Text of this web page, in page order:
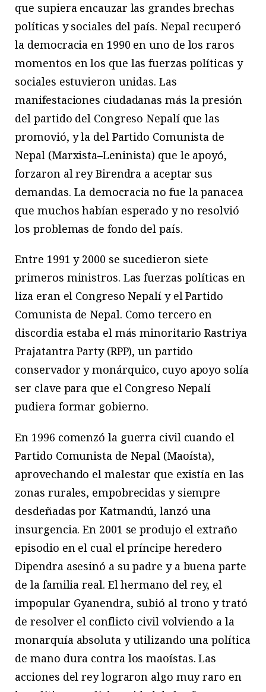
que supiera encauzar las grandes brechas
políticas y sociales del país. Nepal recuperó
la democracia en 1990 en uno de los raros
momentos en los que las fuerzas políticas y
sociales estuvieron unidas. Las
manifestaciones ciudadanas más la presión
del partido del Congreso Nepalí que las
promovió, y la del Partido Comunista de
Nepal (Marxista–Leninista) que le apoyó,
forzaron al rey Birendra a aceptar sus
demandas. La democracia no fue la panacea
que muchos habían esperado y no resolvió
los problemas de fondo del país.
Entre 1991 y 2000 se sucedieron siete
primeros ministros. Las fuerzas políticas en
liza eran el Congreso Nepalí y el Partido
Comunista de Nepal. Como tercero en
discordia estaba el más minoritario Rastriya
Prajatantra Party (RPP), un partido
conservador y monárquico, cuyo apoyo solía
ser clave para que el Congreso Nepalí
pudiera formar gobierno.
En 1996 comenzó la guerra civil cuando el
Partido Comunista de Nepal (Maoísta),
aprovechando el malestar que existía en las
zonas rurales, empobrecidas y siempre
desdeñadas por Katmandú, lanzó una
insurgencia. En 2001 se produjo el extraño
episodio en el cual el príncipe heredero
Dipendra asesinó a su padre y a buena parte
de la familia real. El hermano del rey, el
impopular Gyanendra, subió al trono y trató
de resolver el conflicto civil volviendo a la
monarquía absoluta y utilizando una política
de mano dura contra los maoístas. Las
acciones del rey lograron algo muy raro en